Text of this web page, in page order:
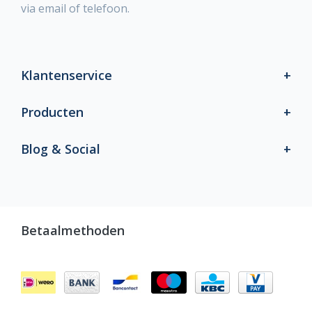
via email of telefoon.
Klantenservice
Producten
Blog & Social
Betaalmethoden